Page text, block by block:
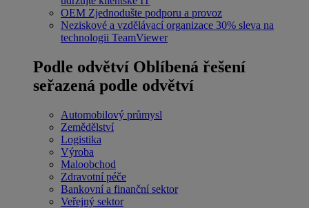
OEM Zjednodušte podporu a provoz
Neziskové a vzdělávací organizace 30% sleva na
technologii TeamViewer
Podle odvětví Oblíbená řešení
seřazená podle odvětví
Automobilový průmysl
Zemědělství
Logistika
Výroba
Maloobchod
Zdravotní péče
Bankovní a finanční sektor
Veřejný sektor